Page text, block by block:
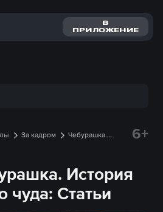
В
ПРИЛОЖЕНИЕ
За кадром
Чебурашка.
6+
История
чуда: Статьи